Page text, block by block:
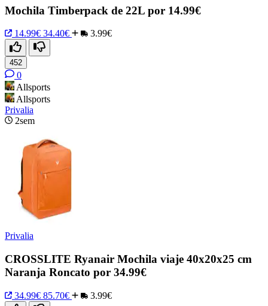
Mochila Timberpack de 22L por 14.99€
14.99€ 34.40€ 3.99€
452
0
Allsports
Allsports
Privalia
2sem
Privalia
CROSSLITE Ryanair Mochila viaje 40x20x25 cm
Naranja Roncato por 34.99€
34.99€ 85.70€ 3.99€